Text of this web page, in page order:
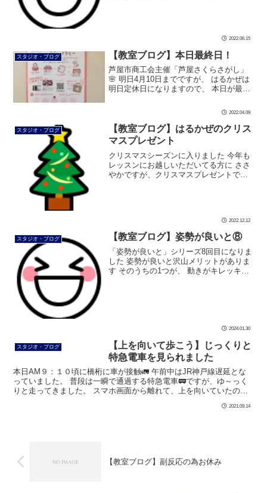
2022.06.15
スタジオ・ブログ 【教室ブログ】本日最終日！
芦屋市商工会主催「芦屋さくらさがし」
🌸 明日4月10日までですが、 はるかぜは
明日定休日になりますので、 本日が最終
しイベント限定 「桜の曲に合わせて10分
2022.04.09
スタジオ・ブログ
【教室ブログ】はるかぜのクリス
マスプレゼント
クリスマスシーズンに入りました 今年も
レッスンにお越しいただいてる方に ささ
やかですが、クリスマスプレゼントです
2022.12.12
スタジオ・ブログ 【教室ブログ】姿勢が良いと⑧
「姿勢が良いと」シリーズ8回目になりま
した 姿勢が良いと沢山メリットがありま
す そのうちの1つが、 動きがキレッキレ
2024.01.30
スタジオ・ブログ
【上を向いて歩こう】じっくりと
特急電車を見られました
本日AM９：１０頃に橋桁に車が接触🚛 午前中はJR神戸線遅延とな
っていました。 普段は一瞬で通過する特急電車🚃ですが、ゆ～っく
りと走ってきました。 スマホ画面から離れて、上を向いていたので
2021.09.14
【教室ブログ】副反応の為お休み